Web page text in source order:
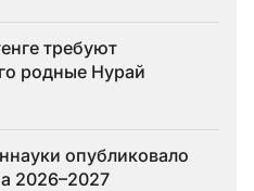
требуют
родные Нурай
опубликовало
2026–2027